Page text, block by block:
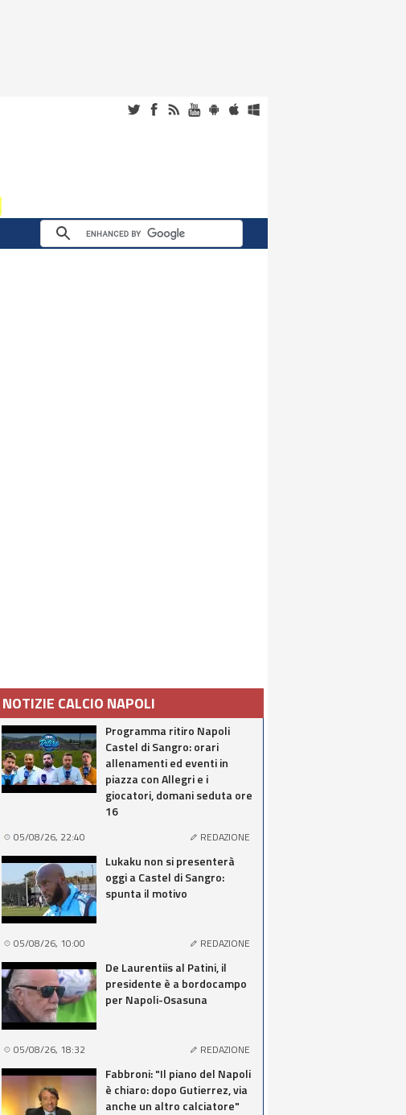
NOTIZIE CALCIO NAPOLI
Programma ritiro Napoli
Castel di Sangro: orari
allenamenti ed eventi in
piazza con Allegri e i
giocatori, domani seduta ore
16
05/08/26, 22:40 REDAZIONE
Lukaku non si presenterà
oggi a Castel di Sangro:
spunta il motivo
05/08/26, 10:00 REDAZIONE
De Laurentiis al Patini, il
presidente è a bordocampo
per Napoli-Osasuna
05/08/26, 18:32 REDAZIONE
Fabbroni: "Il piano del Napoli
è chiaro: dopo Gutierrez, via
anche un altro calciatore"